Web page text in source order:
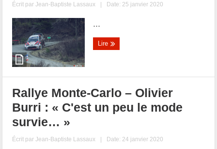
Écrit parJean-Baptiste Lassaux | Date: 25 janvier 2020
...
Lire
Rallye Monte-Carlo – Olivier
Burri : « C'est un peu le mode
survie… »
Écrit parJean-Baptiste Lassaux | Date: 24 janvier 2020